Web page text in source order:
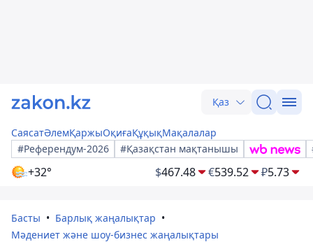
Қаз
СаясатӘлемҚаржыОқиғаҚұқықМақалалар
#Референдум-2026
#Қазақстан мақтанышы
+32° $467.48 €539.52 ₽5.73
Басты
Барлық жаңалықтар
Мәдениет және шоу-бизнес жаңалықтары